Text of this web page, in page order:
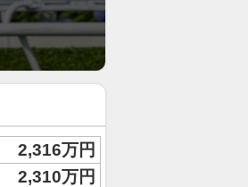
2,316万円
2,310万円